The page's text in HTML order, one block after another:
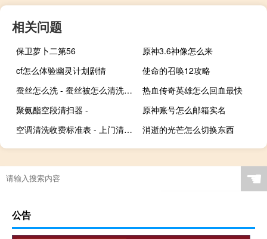
相关问题
保卫萝卜二第56
原神3.6神像怎么来
cf怎么体验幽灵计划剧情
使命的召唤12攻略
蚕丝怎么洗 - 蚕丝被怎么清洗干净
热血传奇英雄怎么回血最快
聚氨酯空段清扫器 -
原神账号怎么邮箱实名
空调清洗收费标准表 - 上门清洗空调多少钱一台
消逝的光芒怎么切换东西
☚
公告